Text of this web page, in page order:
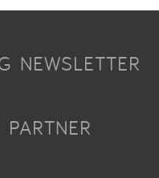
NEWSLETTER
PARTNER